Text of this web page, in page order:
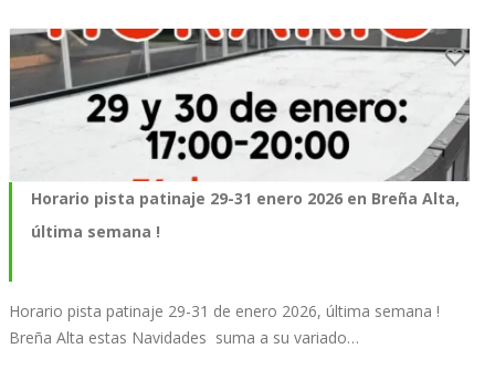
Horario pista patinaje 29-31 enero 2026 en Breña Alta,
última semana !
Horario pista patinaje 29-31 de enero 2026, última semana !
Breña Alta estas Navidades suma a su variado…